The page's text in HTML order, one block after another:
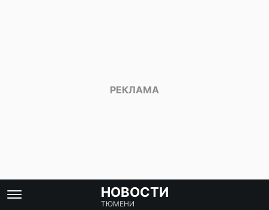
НОВОСТИ
ТЮМЕНИ